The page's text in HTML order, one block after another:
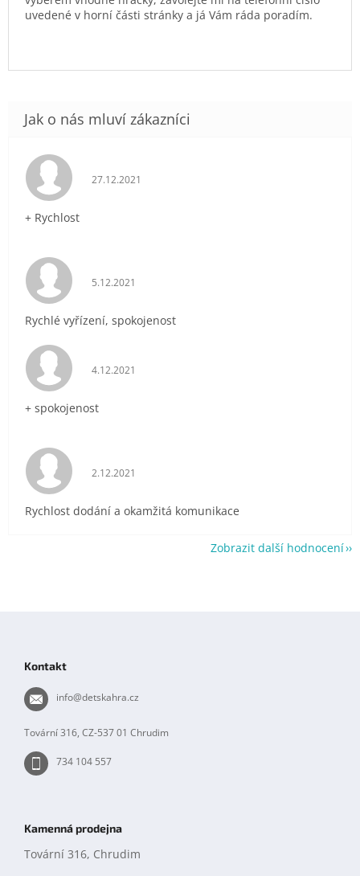
uvedené v horní části stránky a já Vám ráda poradím.
Hodnocení obchodu je 5 z 5 hvězdiček.
27.12.2021
+ Rychlost
Hodnocení obchodu je 5 z 5 hvězdiček.
5.12.2021
Rychlé vyřízení, spokojenost
Hodnocení obchodu je 5 z 5 hvězdiček.
4.12.2021
+ spokojenost
Hodnocení obchodu je 5 z 5 hvězdiček.
2.12.2021
Rychlost dodání a okamžitá komunikace
Zobrazit další hodnocení
Kontakt
info@detskahra.cz
Tovární 316, CZ-537 01 Chrudim
734 104 557
Kamenná prodejna
Tovární 316, Chrudim